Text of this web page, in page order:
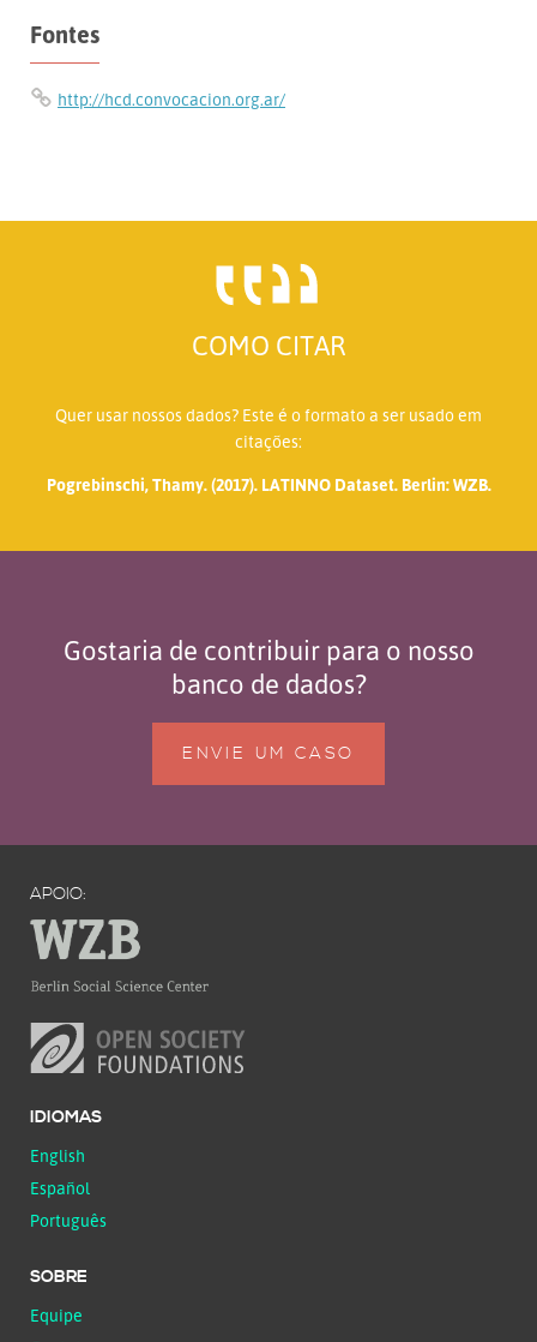
Fontes
http://hcd.convocacion.org.ar/
COMO CITAR
Quer usar nossos dados? Este é o formato a ser usado em
citações:
Pogrebinschi, Thamy. (2017). LATINNO Dataset. Berlin: WZB.
Gostaria de contribuir para o nosso
banco de dados?
ENVIE UM CASO
APOIO:
IDIOMAS
English
Español
Português
SOBRE
Equipe